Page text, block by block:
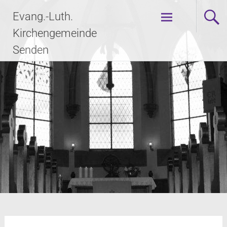
Evang.-Luth.
Kirchengemeinde
Senden